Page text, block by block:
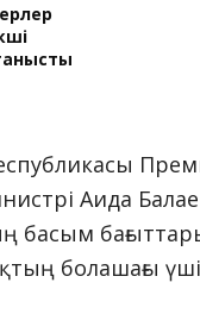
Аида
басым
болашағы